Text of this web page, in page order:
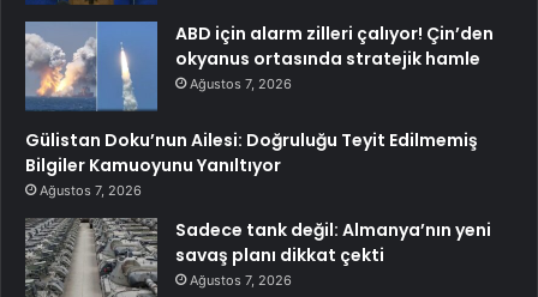
ABD için alarm zilleri çalıyor! Çin’den
okyanus ortasında stratejik hamle
Ağustos 7, 2026
Gülistan Doku’nun Ailesi: Doğruluğu Teyit Edilmemiş
Bilgiler Kamuoyunu Yanıltıyor
Ağustos 7, 2026
Sadece tank değil: Almanya’nın yeni
savaş planı dikkat çekti
Ağustos 7, 2026